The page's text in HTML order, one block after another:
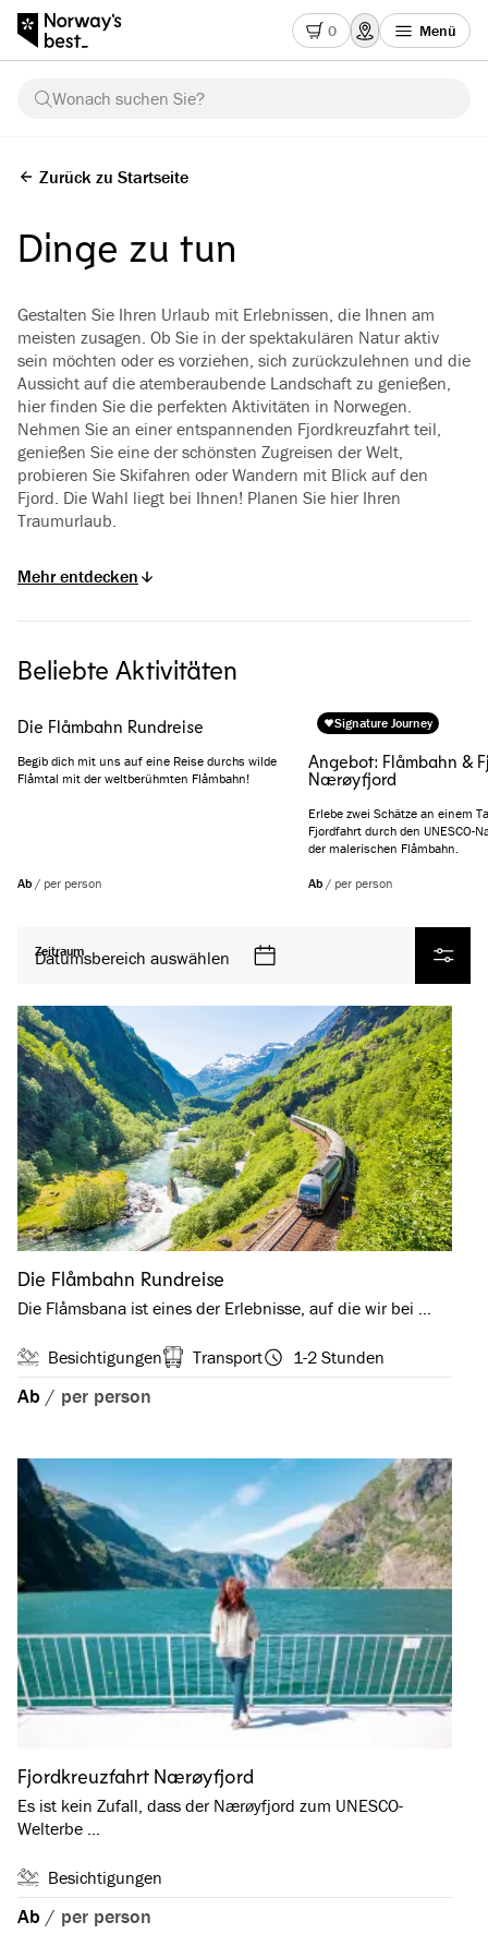
0 Menü
Wonach suchen Sie?
Zurück zu Startseite
Dinge zu tun
Gestalten Sie Ihren Urlaub mit Erlebnissen, die Ihnen am
meisten zusagen. Ob Sie in der spektakulären Natur aktiv
sein möchten oder es vorziehen, sich zurückzulehnen und die
Aussicht auf die atemberaubende Landschaft zu genießen,
hier finden Sie die perfekten Aktivitäten in Norwegen.
Nehmen Sie an einer entspannenden Fjordkreuzfahrt teil,
genießen Sie eine der schönsten Zugreisen der Welt,
probieren Sie Skifahren oder Wandern mit Blick auf den
Fjord. Die Wahl liegt bei Ihnen! Planen Sie hier Ihren
Traumurlaub.
Mehr entdecken
Beliebte Aktivitäten
Die Flåmbahn Rundreise
Begib dich mit uns auf eine Reise durchs wilde
Flåmtal mit der weltberühmten Flåmbahn!
Ab / per person
Signature Journey
Angebot: Flåmbahn &
Nærøyfjord
Erlebe zwei Schätze an einem
Fjordfahrt durch den UNESCO-
der malerischen Flåmbahn.
Ab / per person
Filter
Zeitraum
Datumsbereich auswählen
Die Flåmbahn Rundreise
Die Flåmsbana ist eines der Erlebnisse, auf die wir bei …
Besichtigungen Transport 1-2 Stunden
Ab / per person
Fjordkreuzfahrt Nærøyfjord
Es ist kein Zufall, dass der Nærøyfjord zum UNESCO-
Welterbe …
Besichtigungen
Ab / per person